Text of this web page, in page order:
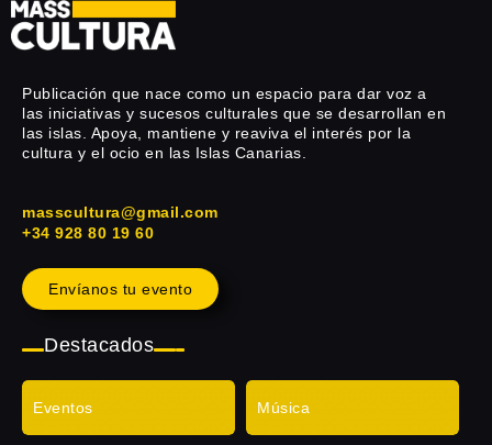
Publicación que nace como un espacio para dar voz a
las iniciativas y sucesos culturales que se desarrollan en
las islas. Apoya, mantiene y reaviva el interés por la
cultura y el ocio en las Islas Canarias.
masscultura@gmail.com
+34 928 80 19 60
Envíanos tu evento
Destacados
Eventos Música